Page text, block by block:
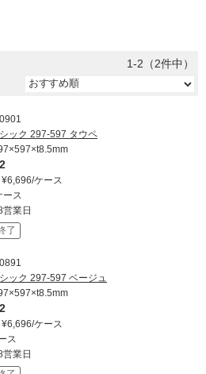
1-2（2件中）
ック 297-597 タウペ
¥6,696/ケース
ース
営業日
了
ック 297-597 ベージュ
¥6,696/ケース
ス
営業日